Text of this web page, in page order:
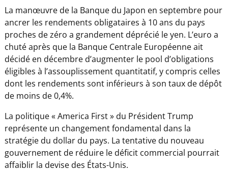
La manœuvre de la Banque du Japon en septembre pour
ancrer les rendements obligataires à 10 ans du pays
proches de zéro a grandement déprécié le yen. L’euro a
chuté après que la Banque Centrale Européenne ait
décidé en décembre d’augmenter le pool d’obligations
éligibles à l’assouplissement quantitatif, y compris celles
dont les rendements sont inférieurs à son taux de dépôt
de moins de 0,4%.
La politique « America First » du Président Trump
représente un changement fondamental dans la
stratégie du dollar du pays. La tentative du nouveau
gouvernement de réduire le déficit commercial pourrait
affaiblir la devise des États-Unis.